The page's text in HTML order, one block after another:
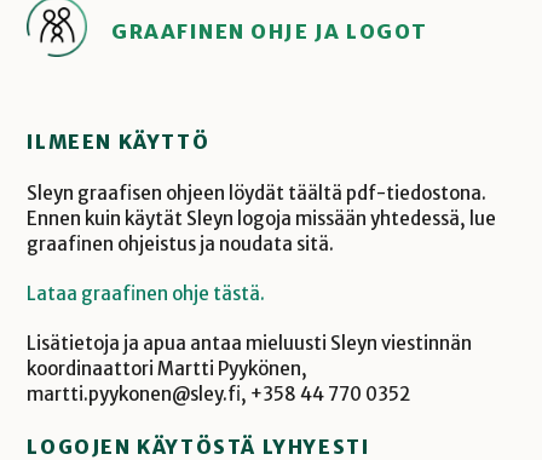
GRAAFINEN OHJE JA LOGOT
ILMEEN KÄYTTÖ
Sleyn graafisen ohjeen löydät täältä pdf-tiedostona.
Ennen kuin käytät Sleyn logoja missään yhtedessä, lue
graafinen ohjeistus ja noudata sitä.
Lataa graafinen ohje tästä.
Lisätietoja ja apua antaa mieluusti Sleyn viestinnän
koordinaattori Martti Pyykönen,
martti.pyykonen@sley.fi, +358 44 770 0352‬
LOGOJEN KÄYTÖSTÄ LYHYESTI